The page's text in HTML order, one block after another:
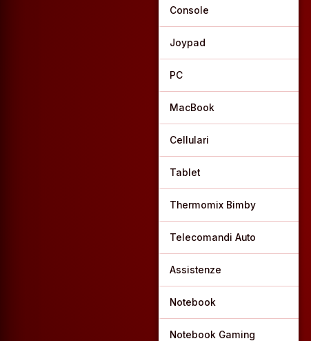
Console
Joypad
PC
MacBook
Cellulari
Tablet
Thermomix Bimby
Telecomandi Auto
Assistenze
Notebook
Notebook Gaming